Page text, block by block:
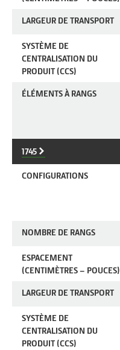
LARGEUR DE TRANSPORT
SYSTÈME DE
CENTRALISATION DU
PRODUIT (CCS)
ÉLÉMENTS À RANGS
1745
CONFIGURATIONS
NOMBRE DE RANGS
ESPACEMENT
(CENTIMÈTRES – POUCES)
LARGEUR DE TRANSPORT
SYSTÈME DE
CENTRALISATION DU
PRODUIT (CCS)